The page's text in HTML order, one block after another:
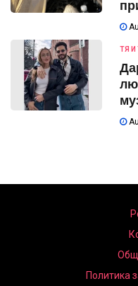
ТЯ И
Политика